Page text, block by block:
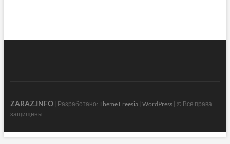
ZARAZ.INFO| Разработано: Theme Freesia| WordPress| © Все права
защищены